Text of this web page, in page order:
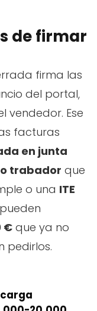
de firmar
firma las
del portal,
vendedor. Ese
facturas
en junta
trabador que
o una ITE
€ que ya no
pedirlos.